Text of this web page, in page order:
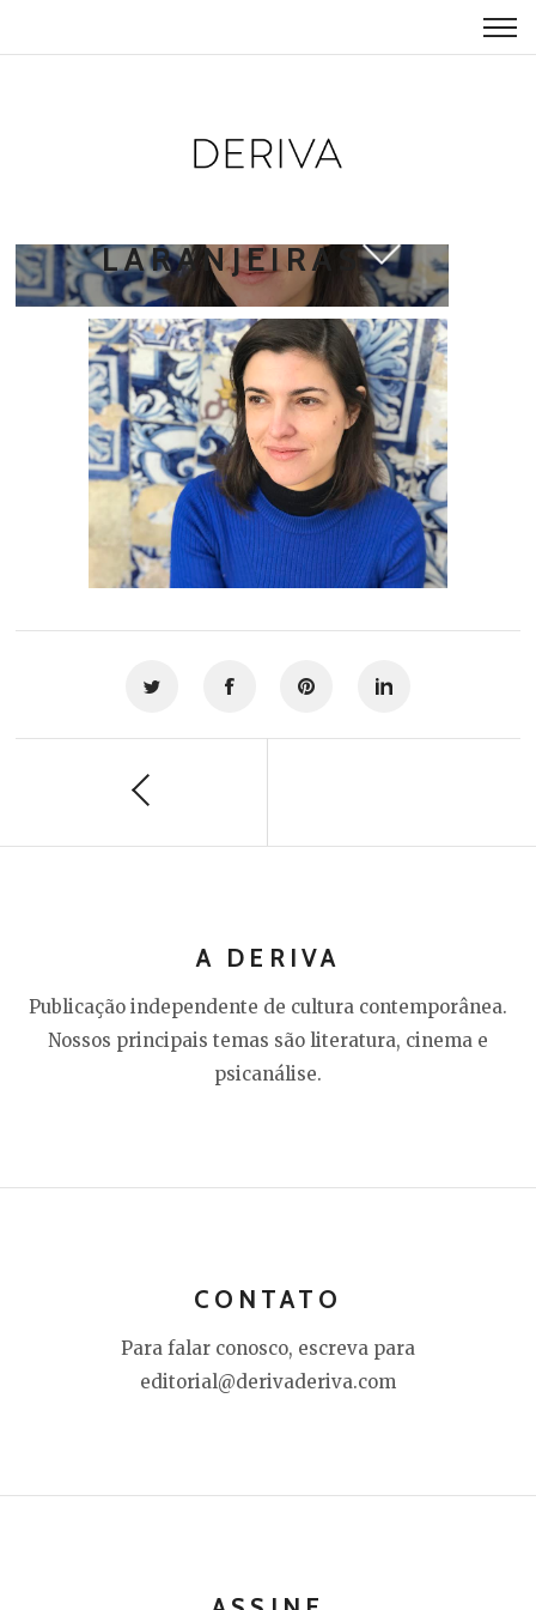
LARANJEIRAS
A DERIVA
Publicação independente de cultura contemporânea.
Nossos principais temas são literatura, cinema e
psicanálise.
CONTATO
Para falar conosco, escreva para
editorial@derivaderiva.com